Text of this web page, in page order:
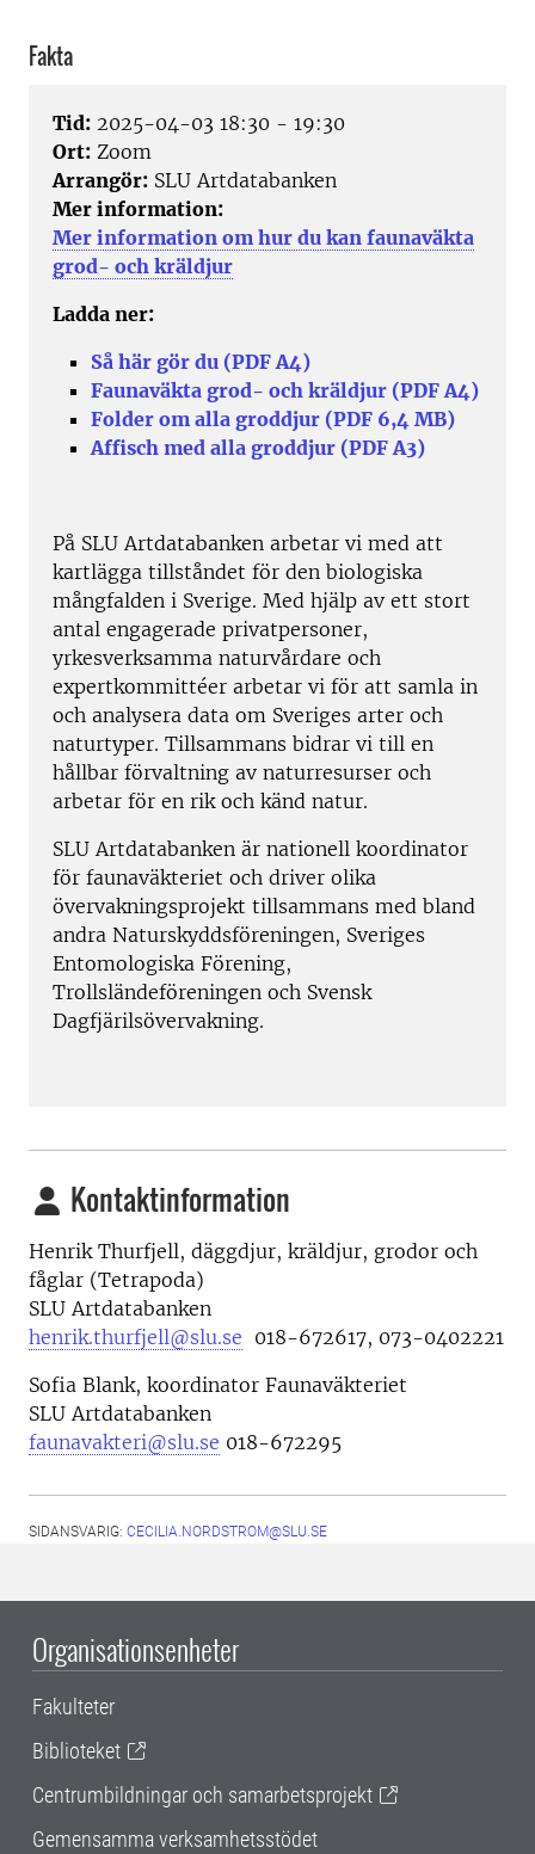
Fakta
Tid: 2025-04-03 18:30 - 19:30
Ort: Zoom
Arrangör: SLU Artdatabanken
Mer information:
Mer information om hur du kan faunaväkta
grod- och kräldjur
Ladda ner:
Så här gör du (PDF A4)
Faunaväkta grod- och kräldjur (PDF A4)
Folder om alla groddjur (PDF 6,4 MB)
Affisch med alla groddjur (PDF A3)
På SLU Artdatabanken arbetar vi med att
kartlägga tillståndet för den biologiska
mångfalden i Sverige. Med hjälp av ett stort
antal engagerade privatpersoner,
yrkesverksamma naturvårdare och
expertkommittéer arbetar vi för att samla in
och analysera data om Sveriges arter och
naturtyper. Tillsammans bidrar vi till en
hållbar förvaltning av naturresurser och
arbetar för en rik och känd natur.
SLU Artdatabanken är nationell koordinator
för faunaväkteriet och driver olika
övervakningsprojekt tillsammans med bland
andra Naturskyddsföreningen, Sveriges
Entomologiska Förening,
Trollsländeföreningen och Svensk
Dagfjärilsövervakning.
Kontaktinformation
Henrik Thurfjell, däggdjur, kräldjur, grodor och
fåglar (Tetrapoda)
SLU Artdatabanken
henrik.thurfjell@slu.se 018-672617, 073-0402221
Sofia Blank, koordinator Faunaväkteriet
SLU Artdatabanken
faunavakteri@slu.se 018-672295
SIDANSVARIG: CECILIA.NORDSTROM@SLU.SE
Organisationsenheter
Fakulteter
Biblioteket
Centrumbildningar och samarbetsprojekt
Gemensamma verksamhetsstödet